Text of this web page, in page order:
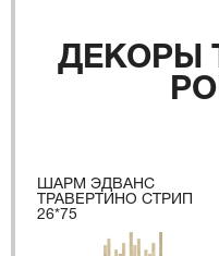
ДЕКОРЫ
ШАРМ ЭДВАНС
ТРАВЕРТИНО СТРИП
26*75